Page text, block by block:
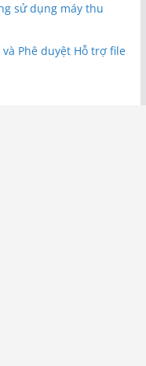
sử dụng máy thu
Phê duyệt Hỗ trợ file